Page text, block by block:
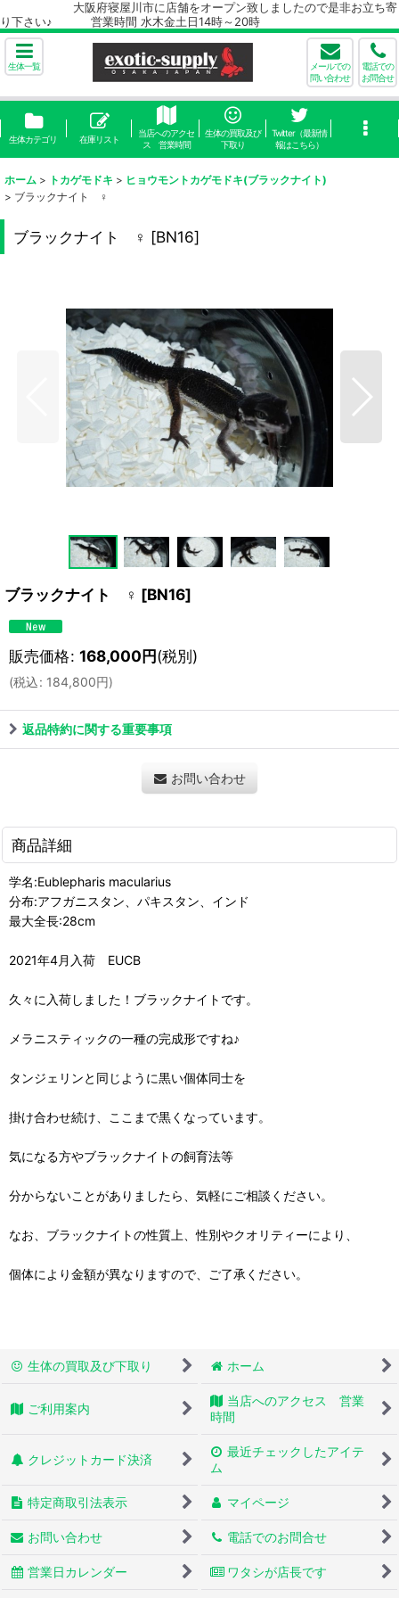
大阪府寝屋川市に店舗をオープン致しましたので是非お立ち寄
り下さい♪ 営業時間 水木金土日14時～20時
生体一覧
メールでの
問い合わせ
電話での
お問合せ
生体カテゴリ 在庫リスト
当店へのアクセ
ス 営業時間
生体の買取及び
下取り
Twitter（最新情
報はこちら）
ホーム > トカゲモドキ > ヒョウモントカゲモドキ(ブラックナイト)
> ブラックナイト ♀
ブラックナイト ♀ [BN16]
ブラックナイト ♀ [BN16]
販売価格: 168,000円(税別)
(税込: 184,800円)
返品特約に関する重要事項
お問い合わせ
商品詳細
学名:Eublepharis macularius
分布:アフガニスタン、パキスタン、インド
最大全長:28cm
2021年4月入荷 EUCB
久々に入荷しました！ブラックナイトです。
メラニスティックの一種の完成形ですね♪
タンジェリンと同じように黒い個体同士を
掛け合わせ続け、ここまで黒くなっています。
気になる方やブラックナイトの飼育法等
分からないことがありましたら、気軽にご相談ください。
なお、ブラックナイトの性質上、性別やクオリティーにより、
個体により金額が異なりますので、ご了承ください。
生体の買取及び下取り ホーム
ご利用案内
当店へのアクセス 営業
時間
クレジットカード決済
最近チェックしたアイテ
ム
特定商取引法表示 マイページ
お問い合わせ 電話でのお問合せ
営業日カレンダー ワタシが店長です